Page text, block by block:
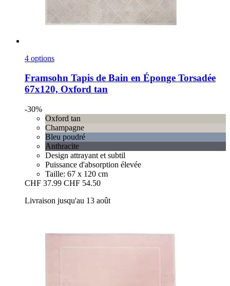
4 options
Framsohn Tapis de Bain en Éponge Torsadée
67x120, Oxford tan
-30%
Oxford tan
Champagne
Bleu poudré
Anthracite
Design attrayant et subtil
Puissance d'absorption élevée
Taille: 67 x 120 cm
CHF 37.99 CHF 54.50
Livraison jusqu'au 13 août